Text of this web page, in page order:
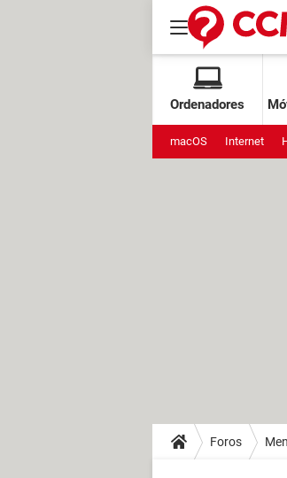
Ordenadores
macOS Internet
Foros